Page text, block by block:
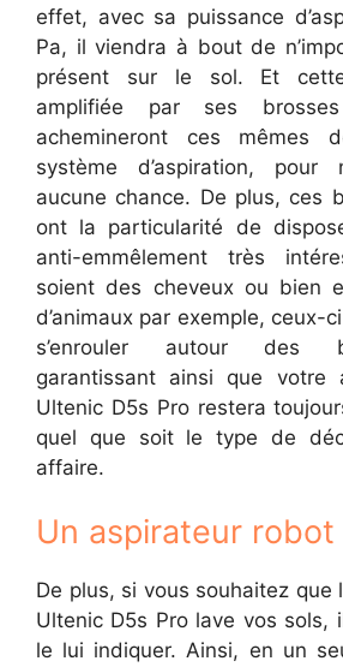
effet, avec sa puissance
Pa, il viendra à bout de
présent sur le sol. Et
amplifiée par ses
achemineront ces mêmes
système d’aspiration,
aucune chance. De plus, ces
ont la particularité de
anti-emmêlement très
soient des cheveux ou bien
d’animaux par exemple, ceux-
s’enrouler autour des
garantissant ainsi que votre
Ultenic D5s Pro restera
quel que soit le type de
affaire.
Un aspirateur robot
De plus, si vous souhaitez que
Ultenic D5s Pro lave vos sols,
le lui indiquer. Ainsi, en un